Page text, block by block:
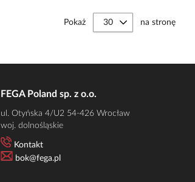
Pokaż na stronę
FEGA Poland sp. z o.o.
ul. Otyńska 4/U2 54-426 Wrocław
woj. dolnośląskie
Kontakt
bok@fega.pl